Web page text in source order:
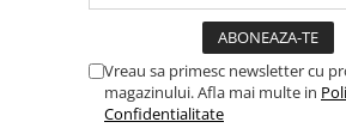
Vreau sa primesc newsletter cu
magazinului. Afla mai multe in
Confidentialitate